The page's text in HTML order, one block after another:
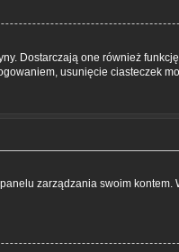
Dostarczają one również
usunięcie ciasteczek
zarządzania swoim kontem.